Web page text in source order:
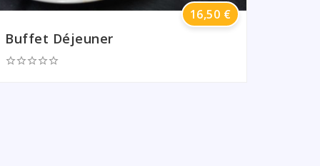
Buffet Déjeuner

Prix
16,50 €